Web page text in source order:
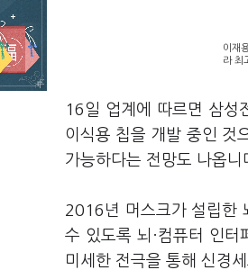
이재
라 최
16일 업계에 따르면 삼성
이식용 칩을 개발 중인 것
가능하다는 전망도 나옵니
2016년 머스크가 설립한
수 있도록 뇌·컴퓨터 인
미세한 전극을 통해 신경